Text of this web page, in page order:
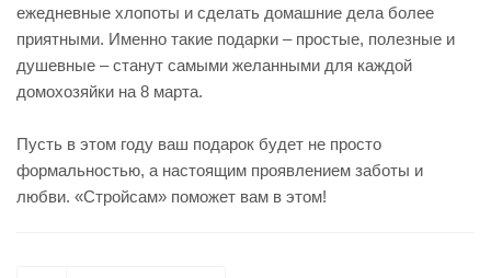
ежедневные хлопоты и сделать домашние дела более
приятными. Именно такие подарки – простые, полезные и
душевные – станут самыми желанными для каждой
домохозяйки на 8 марта.
Пусть в этом году ваш подарок будет не просто
формальностью, а настоящим проявлением заботы и
любви. «Стройсам» поможет вам в этом!